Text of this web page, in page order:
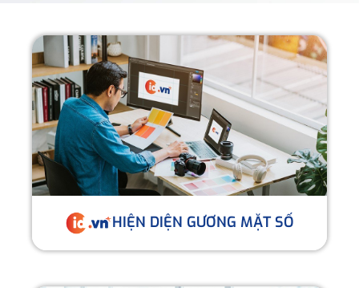
HIỆN DIỆN GƯƠNG MẶT SỐ